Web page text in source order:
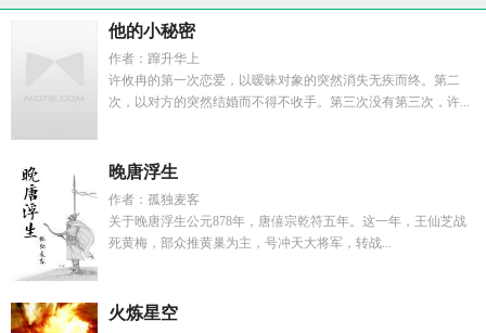
他的小秘密
作者：蹿升华上
许攸冉的第一次恋爱，以暧昧对象的突然消失无疾而终。第二
次，以对方的突然结婚而不得不收手。第三次没有第三次，许...
晚唐浮生
作者：孤独麦客
关于晚唐浮生公元878年，唐僖宗乾符五年。这一年，王仙芝战
死黄梅，部众推黄巢为主，号冲天大将军，转战...
火炼星空